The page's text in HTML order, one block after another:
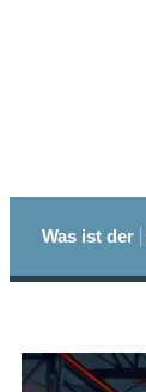
Was ist der